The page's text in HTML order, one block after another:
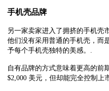
手机壳品牌
另一家卖家进入了拥挤的手机壳
他们没有采用普通的手机壳，而
予每个手机壳独特的美感。.
自有品牌的方式意味着更高的前
$2,000 美元，但却能完全控制上